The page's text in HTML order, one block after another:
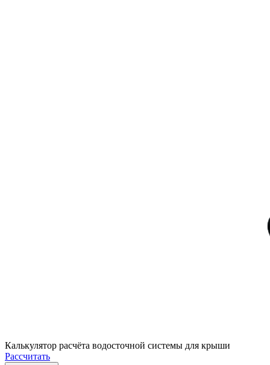
Калькулятор расчёта водосточной системы для крыши
Рассчитать